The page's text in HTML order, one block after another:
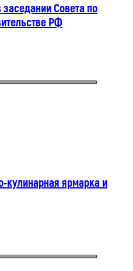
Совета по
РФ
ярмарка и